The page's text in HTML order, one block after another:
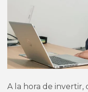
A la hora de